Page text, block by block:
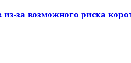
за возможного риска